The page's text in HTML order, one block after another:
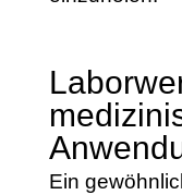
Ein